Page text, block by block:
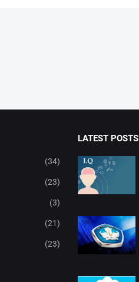
(34)
(23)
(3)
(21)
(23)
LATEST POSTS